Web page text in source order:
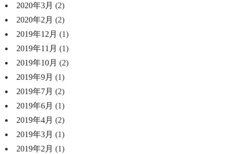
2020年3月 (2)
2020年2月 (2)
2019年12月 (1)
2019年11月 (1)
2019年10月 (2)
2019年9月 (1)
2019年7月 (2)
2019年6月 (1)
2019年4月 (2)
2019年3月 (1)
2019年2月 (1)